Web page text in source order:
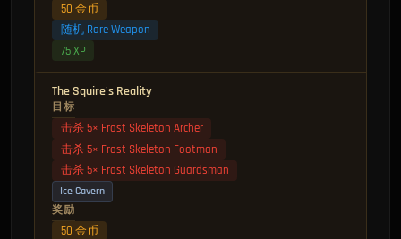
50 金币
随机 Rare Weapon
75 XP
The Squire's Reality
目标
击杀 5× Frost Skeleton Archer
击杀 5× Frost Skeleton Footman
击杀 5× Frost Skeleton Guardsman
Ice Cavern
奖励
50 金币